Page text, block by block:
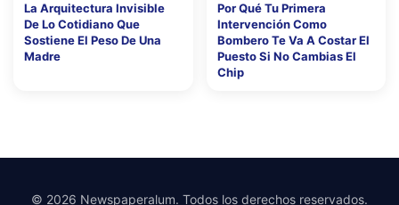
La Arquitectura Invisible
De Lo Cotidiano Que
Sostiene El Peso De Una
Madre
Por Qué Tu Primera
Intervención Como
Bombero Te Va A Costar El
Puesto Si No Cambias El
Chip
© 2026 Newspaperalum. Todos los derechos reservados.